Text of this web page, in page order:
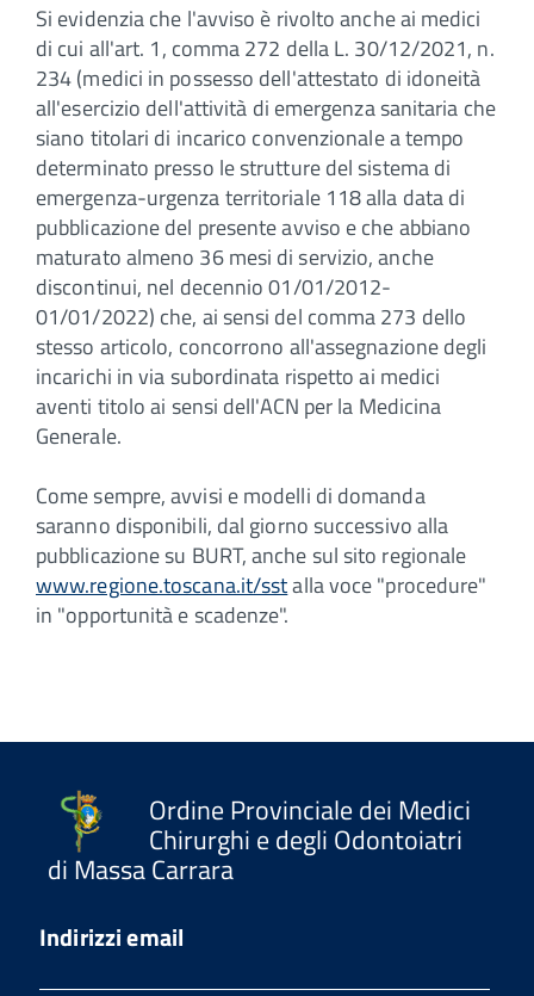
Si evidenzia che l'avviso è rivolto anche ai medici
di cui all'art. 1, comma 272 della L. 30/12/2021, n.
234 (medici in possesso dell'attestato di idoneità
all'esercizio dell'attività di emergenza sanitaria che
siano titolari di incarico convenzionale a tempo
determinato presso le strutture del sistema di
emergenza-urgenza territoriale 118 alla data di
pubblicazione del presente avviso e che abbiano
maturato almeno 36 mesi di servizio, anche
discontinui, nel decennio 01/01/2012-
01/01/2022) che, ai sensi del comma 273 dello
stesso articolo, concorrono all'assegnazione degli
incarichi in via subordinata rispetto ai medici
aventi titolo ai sensi dell'ACN per la Medicina
Generale.
Come sempre, avvisi e modelli di domanda
saranno disponibili, dal giorno successivo alla
pubblicazione su BURT, anche sul sito regionale
www.regione.toscana.it/sstalla voce "procedure"
in "opportunità e scadenze".
Ordine Provinciale dei Medici
Chirurghi e degli Odontoiatri
di Massa Carrara
Indirizzi email